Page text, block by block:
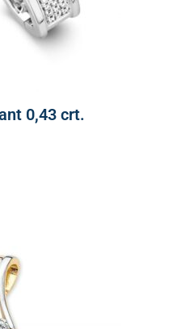
0,43 crt.